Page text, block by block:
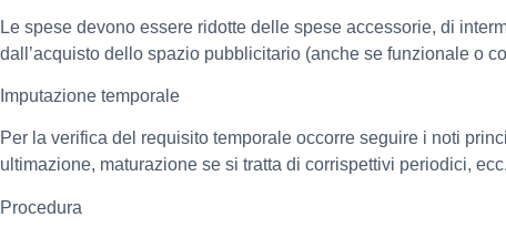
Le spese devono essere ridotte delle spese accessorie, di
dall’acquisto dello spazio pubblicitario (anche se funzionale o
Imputazione temporale
Per la verifica del requisito temporale occorre seguire i noti
ultimazione, maturazione se si tratta di corrispettivi periodici,
Procedura